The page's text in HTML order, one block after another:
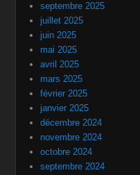
septembre 2025
juillet 2025
juin 2025
mai 2025
avril 2025
mars 2025
février 2025
janvier 2025
décembre 2024
novembre 2024
octobre 2024
septembre 2024